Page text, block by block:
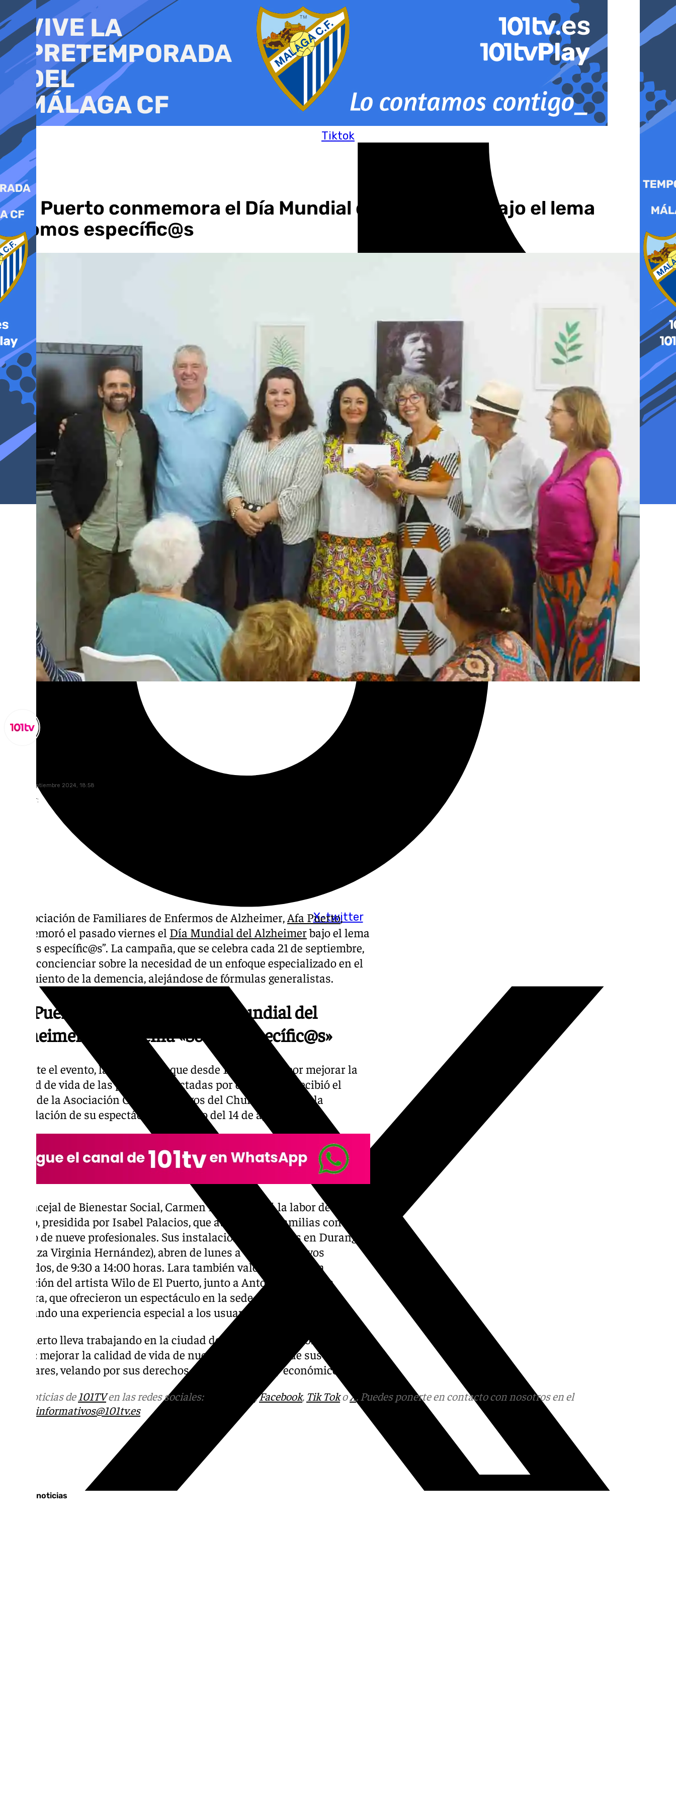
al
contenido
Tiktok
X-twitter
Afa Puerto conmemora el Día Mundial del Alzheimer bajo el lema
«Somos específic@s
lunes, 23 septiembre 2024, 18:58
Compartir:
La Asociación de Familiares de Enfermos de Alzheimer, Afa Puerto,
conmemoró el pasado viernes el Día Mundial del Alzheimerbajo el lema
“Somos específic@s”. La campaña, que se celebra cada 21 de septiembre,
busca concienciar sobre la necesidad de un enfoque especializado en el
tratamiento de la demencia, alejándose de fórmulas generalistas.
Afa Puerto conmemora el Día Mundial del
Alzheimer bajo el lema «Somos específic@s»
Durante el evento, la asociación, que desde 1996 trabaja por mejorar la
calidad de vida de las personas afectadas por demencias, recibió el
apoyo de la Asociación Cultural Amigos del Chumi, que donó la
recaudación de su espectáculo flamenco del 14 de agosto.
La concejal de Bienestar Social, Carmen Lara, destacó la labor de Afa
Puerto, presidida por Isabel Palacios, que atiende a 40 familias con un
equipo de nueve profesionales. Sus instalaciones, ubicadas en Durango,
27 (Plaza Virginia Hernández), abren de lunes a viernes, festivos
incluidos, de 9:30 a 14:00 horas. Lara también valoró la emotiva
actuación del artista Wilo de El Puerto, junto a Antonio Villar a la
guitarra, que ofrecieron un espectáculo en la sede de la asociación,
brindando una experiencia especial a los usuarios.
Afa Puerto lleva trabajando en la ciudad desde el año 1996 con una clara
visión: mejorar la calidad de vida de nuestros usuarios y de sus
familiares, velando por sus derechos sociales, legales y económicos.
Más noticias de101TVen las redes sociales: ,Facebook, Tik TokoX. Puedes ponerte en contacto con nosotros en el
informativos@101tv.es
Últimas noticias